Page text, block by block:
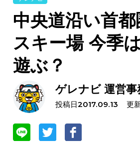
中央道沿い首都
スキー場 今季
遊ぶ？
ゲレナビ 運営事
投稿日2017.09.13 更